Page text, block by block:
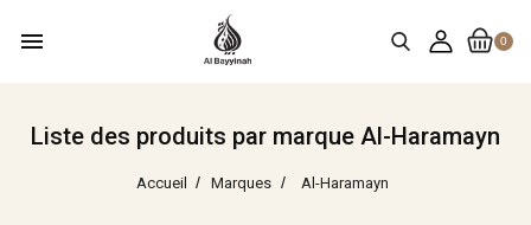
0
menu
Liste des produits par marque Al-Haramayn
Accueil Marques Al-Haramayn